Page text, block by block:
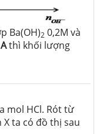
Ba(OH)2 0,2M và
Athì khối lượng
mol HCl. Rót từ
ta có đồ thị sau